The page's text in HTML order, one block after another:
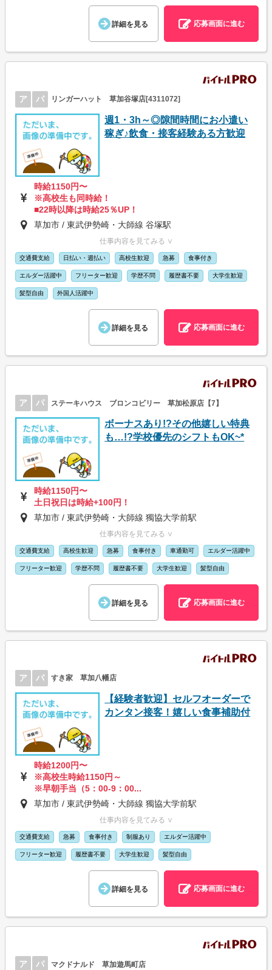
詳細を見る 応募画面に進む
ア パ リンガーハット 草加谷塚店[4311072]
週1・3h～◎隙間時間にお小遣い
稼ぎ♪飲食・接客経験ある方歓迎
時給1150円〜
※高校生も同時給！
■22時以降は時給25％UP！
草加市 / 東武伊勢崎・大師線 谷塚駅
仕事内容を見てみる ∨
交通費支給 日払い・週払い 高校生歓迎 急募 食事付き
エルダー活躍中 フリーター歓迎 学歴不問 履歴書不要 大学生歓迎
髪型自由 外国人活躍中
詳細を見る 応募画面に進む
ア パ ステーキハウス ブロンコビリー 草加松原店【7】
ボーナスあり!?その他嬉しい特典
も…!?学校優先のシフトもOK~*
時給1150円〜
土日祝日は時給+100円！
草加市 / 東武伊勢崎・大師線 獨協大学前駅
仕事内容を見てみる ∨
交通費支給 高校生歓迎 急募 食事付き 車通勤可 エルダー活躍中
フリーター歓迎 学歴不問 履歴書不要 大学生歓迎 髪型自由
詳細を見る 応募画面に進む
ア パ すき家 草加八幡店
【経験者歓迎】セルフオーダーで
カンタン接客！嬉しい食事補助付
時給1200円〜
※高校生時給1150円～
※早朝手当（5：00-9：00...
草加市 / 東武伊勢崎・大師線 獨協大学前駅
仕事内容を見てみる ∨
交通費支給 急募 食事付き 制服あり エルダー活躍中
フリーター歓迎 履歴書不要 大学生歓迎 髪型自由
詳細を見る 応募画面に進む
ア パ マクドナルド 草加遊馬町店